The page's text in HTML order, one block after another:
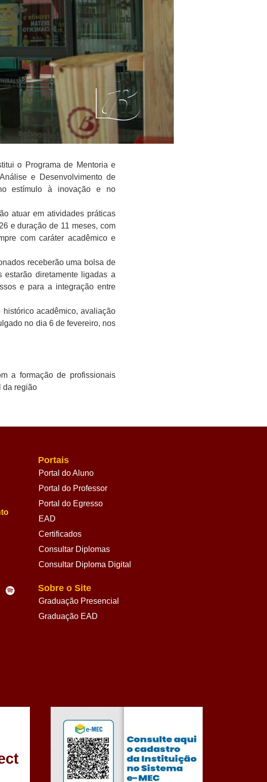
o Programa de Mentoria e
e Desenvolvimento de
estímulo à inovação e no
atuar em atividades práticas
e duração de 11 meses, com
com caráter acadêmico e
receberão uma bolsa de
diretamente ligadas a
e para a integração entre
acadêmico, avaliação
no dia 6 de fevereiro, nos
a formação de profissionais
da região
Portais
Portal do Aluno
Portal do Professor
Portal do Egresso
EAD
Certificados
Consultar Diplomas
Consultar Diploma Digital
Sobre o Site
Graduação Presencial
Graduação EAD